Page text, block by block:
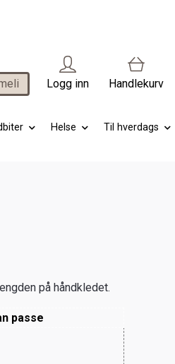
Logg inn Handlekurv
Helse
Til hverdags
på håndkledet.
passe